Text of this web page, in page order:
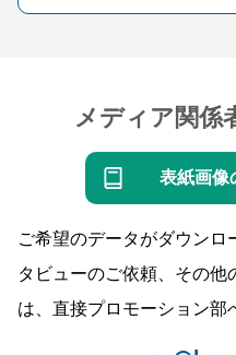
メディア関係
表紙画像
ご希望のデータがダウンロ
タビューのご依頼、その
は、直接プロモーション部